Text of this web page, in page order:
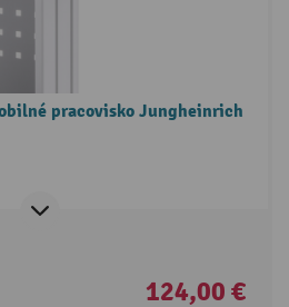
pracovisko Jungheinrich
124,00 €